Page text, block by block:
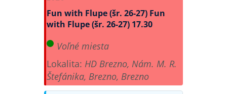
Fun with Flupe (šr. 26-27) Fun
with Flupe (šr. 26-27) 17.30
Voľné miesta
Lokalita: HD Brezno, Nám. M. R.
Štefánika, Brezno, Brezno